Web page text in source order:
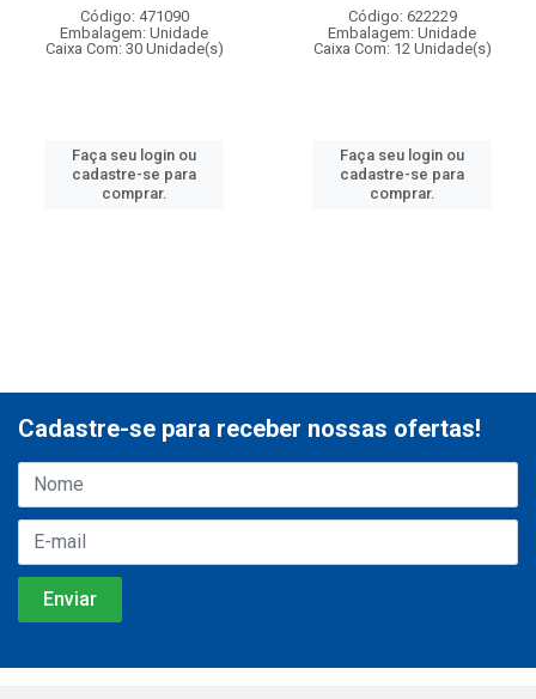
Código: 471090
Embalagem: Unidade
Caixa Com: 30 Unidade(s)
Faça seu login ou
cadastre-se para
comprar.
Código: 622229
Embalagem: Unidade
Caixa Com: 12 Unidade(s)
Faça seu login ou
cadastre-se para
comprar.
Cadastre-se para receber nossas ofertas!